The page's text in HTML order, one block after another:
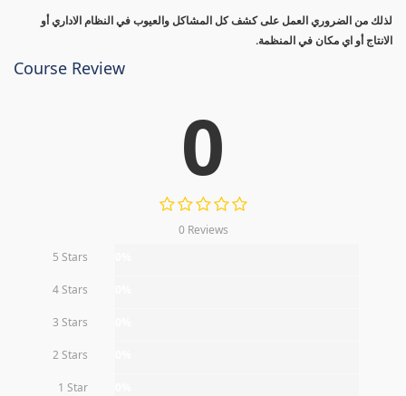
لذلك من الضروري العمل على كشف كل المشاكل والعيوب في النظام الاداري أو
الانتاج أو اي مكان في المنظمة.
Course Review
0
0 Reviews
5 Stars
4 Stars
3 Stars
2 Stars
1 Star